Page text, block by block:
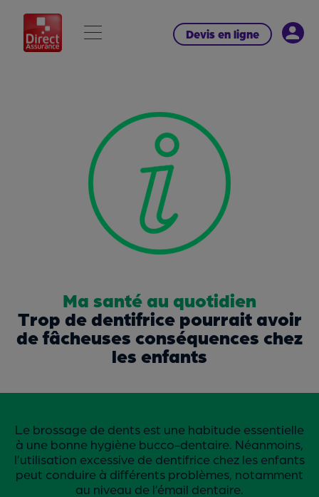
Devis en ligne
Ma santé au quotidien
Trop de dentifrice pourrait avoir
de fâcheuses conséquences chez
les enfants
Le brossage de dents est une habitude essentielle
à une bonne hygiène bucco-dentaire. Néanmoins,
l’utilisation excessive de dentifrice chez les enfants
peut conduire à différents problèmes, notamment
au niveau de l’émail dentaire.